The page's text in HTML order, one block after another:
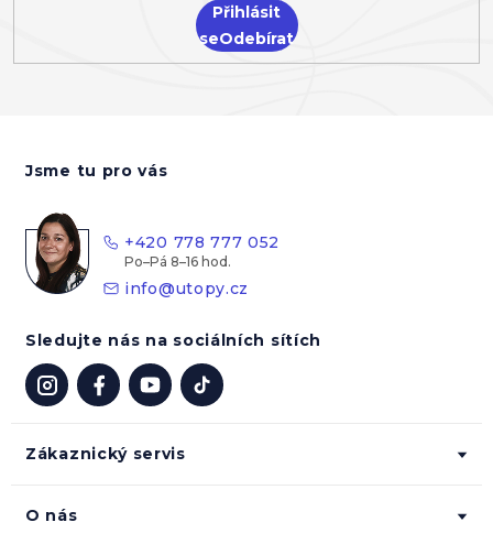
Přihlásit
se
Zákaznický servis
O nás
Jsme tu pro vás
+420 778 777 052
info@utopy.cz
Sledujte nás na sociálních sítích